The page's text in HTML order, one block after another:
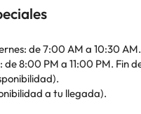
de 7:00 AM a 10:30
de 8:00 PM a 11:00 PM. Fin
a tu llegada).